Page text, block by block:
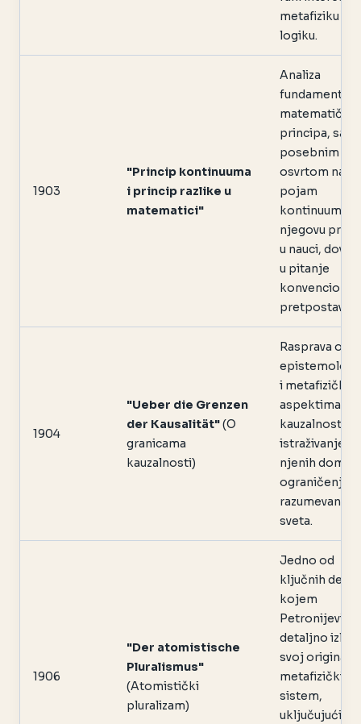
metafiziku i
logiku.
1903
"Princip kontinuuma
i princip razlike u
matematici"
Analiza
matematičkih
principa, sa
posebnim
osvrtom na
pojam
kontinuuma i
njegovu
u nauci,
u pitanje
pretpostavke.
1904
"Ueber die Grenzen
der Kausalität"(O
granicama
kauzalnosti)
Rasprava o
i metafizičkim
aspektima
kauzalnosti,
istraživanje
njenih
ograničenja u
razumevanju
sveta.
1906
"Der atomistische
Pluralismus"
(Atomistički
pluralizam)
Jedno od
ključnih dela u
kojem
Petronijević
detaljno izlaže
svoj originalni
metafizički
sistem,
uključujući